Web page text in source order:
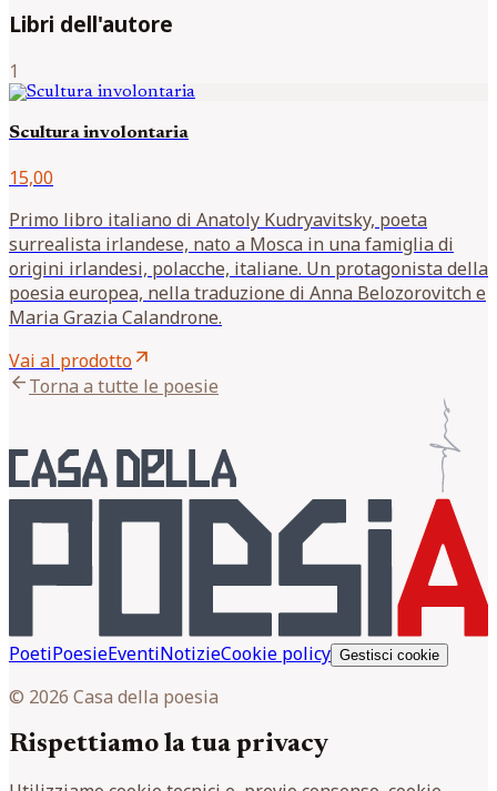
Libri dell'autore
1
Scultura involontaria
15,00
Primo libro italiano di Anatoly Kudryavitsky, poeta
surrealista irlandese, nato a Mosca in una famiglia di
origini irlandesi, polacche, italiane. Un protagonista della
poesia europea, nella traduzione di Anna Belozorovitch e
Maria Grazia Calandrone.
Vai al prodottoarrow_outward
arrow_backTorna a tutte le poesie
PoetiPoesieEventiNotizieCookie policy Gestisci cookie
© 2026 Casa della poesia
Rispettiamo la tua privacy